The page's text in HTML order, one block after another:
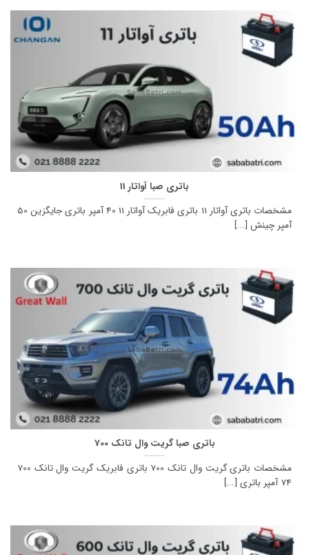
باتری صبا آواتار 11
مشخصات باتری آواتار 11 باتری فابریک آواتار 11 40 آمپر باتری جایگزین 50
آمپر چینش [...]
باتری صبا گریت وال تانک 700
مشخصات باتری گریت وال تانک 700 باتری فابریک گریت وال تانک 700
74 آمپر باتری [...]